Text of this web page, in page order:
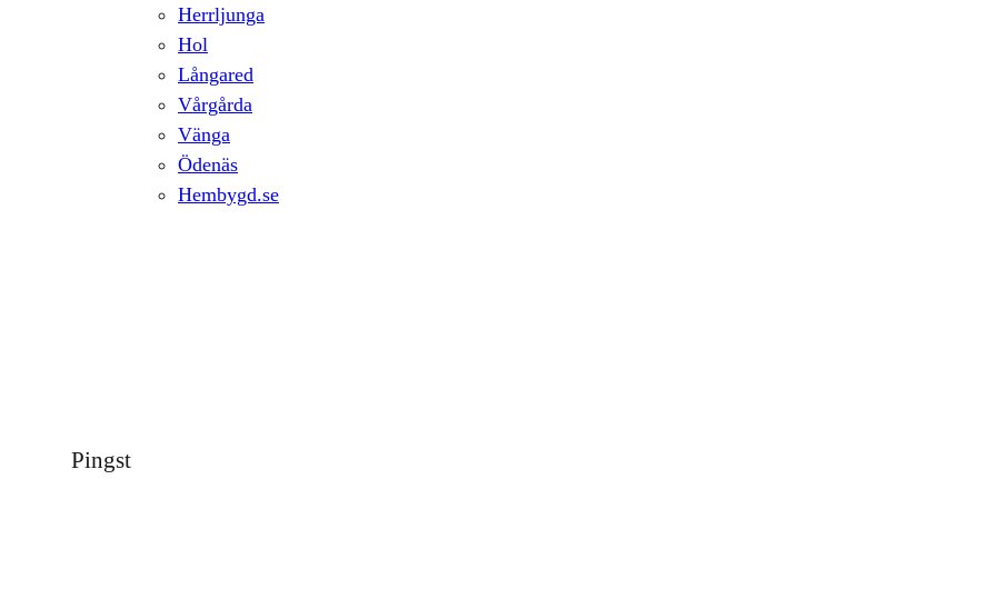
Herrljunga
Hol
Långared
Vårgårda
Vänga
Ödenäs
Hembygd.se
Pingst